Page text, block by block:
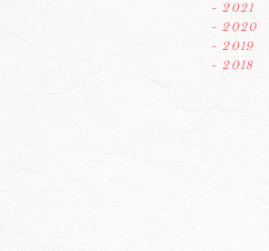
- 2021
- 2020
- 2019
- 2018